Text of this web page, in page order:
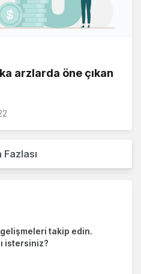
arzlarda öne çıkan
Fazlası
takip edin.
istersiniz?